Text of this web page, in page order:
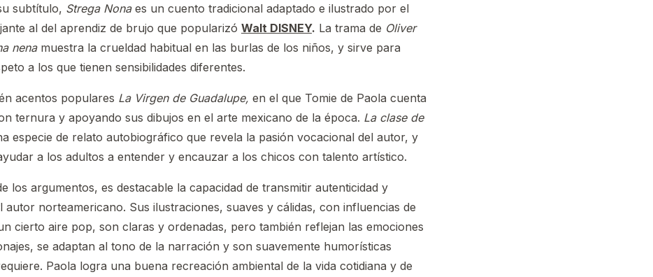
subtítulo, Strega Nonaes un cuento tradicional adaptado e ilustrado por el
al del aprendiz de brujo que popularizó Walt DISNEY. La trama de Oliver
nenamuestra la crueldad habitual en las burlas de los niños, y sirve para
a los que tienen sensibilidades diferentes.
acentos populares La Virgen de Guadalupe, en el que Tomie de Paola cuenta
ternura y apoyando sus dibujos en el arte mexicano de la época. La clase de
especie de relato autobiográfico que revela la pasión vocacional del autor, y
a los adultos a entender y encauzar a los chicos con talento artístico.
los argumentos, es destacable la capacidad de transmitir autenticidad y
autor norteamericano. Sus ilustraciones, suaves y cálidas, con influencias de
cierto aire pop, son claras y ordenadas, pero también reflejan las emociones
se adaptan al tono de la narración y son suavemente humorísticas
Paola logra una buena recreación ambiental de la vida cotidiana y de